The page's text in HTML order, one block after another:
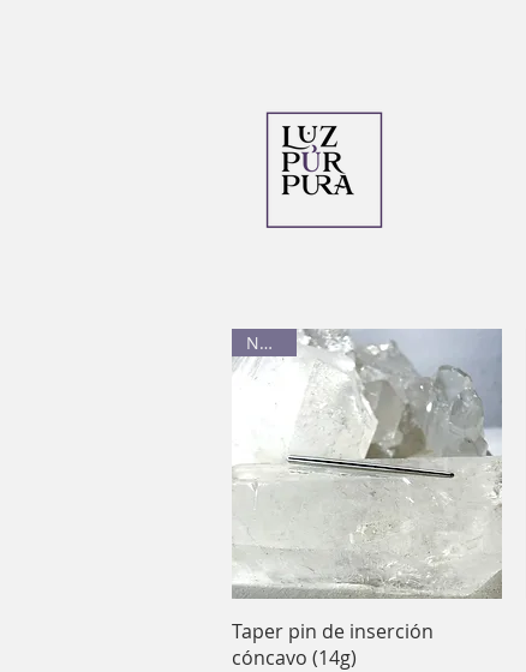
Vista rápida
Nuevo
Taper pin de inserción
cóncavo (14g)